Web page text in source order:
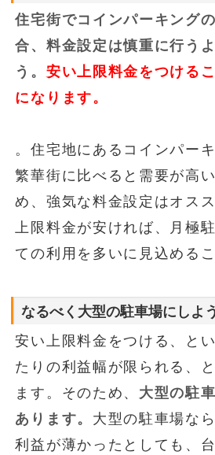
住宅街でコインパーキング
合、料金設定は慎重に行う
う。 安い上限料金をつける
になります。
。住宅地にあるコインパー
繁華街に比べると需要が高
め、強気な料金設定はオス
上限料金が安ければ、月極
ての利用を多いに見込める
なるべく大型の駐車場にしよう
安い上限料金をつける、と
たりの利益幅が限られる、
ます。そのため、 大型の駐
あります。 大型の駐車場な
利益が薄かったとしても、